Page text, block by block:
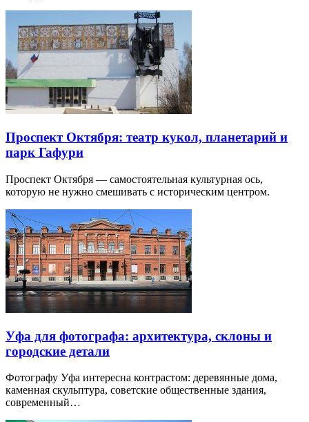
Проспект Октября: театр кукол, планетарий и
парк Гафури
Проспект Октября — самостоятельная культурная ось,
которую не нужно смешивать с историческим центром.
Уфа для фотографа: архитектура, склоны и
городские детали
Фотографу Уфа интересна контрастом: деревянные дома,
каменная скульптура, советские общественные здания,
современный…